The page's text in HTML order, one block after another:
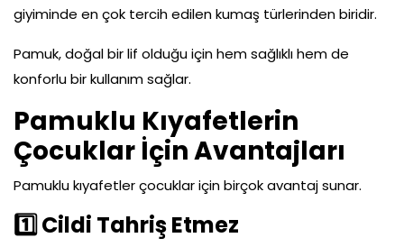
giyiminde en çok tercih edilen kumaş türlerinden biridir.
Pamuk, doğal bir lif olduğu için hem sağlıklı hem de
konforlu bir kullanım sağlar.
Pamuklu Kıyafetlerin
Çocuklar İçin Avantajları
Pamuklu kıyafetler çocuklar için birçok avantaj sunar.
1Cildi Tahriş Etmez